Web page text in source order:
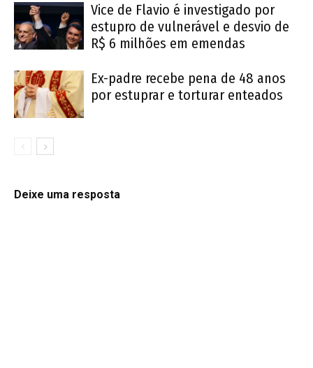
Vice de Flavio é investigado por
estupro de vulnerável e desvio de
R$ 6 milhões em emendas
Ex-padre recebe pena de 48 anos
por estuprar e torturar enteados
Deixe uma resposta